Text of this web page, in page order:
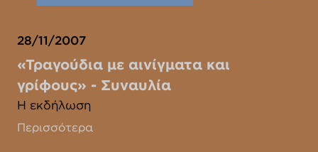
28/11/2007
«Τραγούδια με αινίγματα και
γρίφους» - Συναυλία
Η εκδήλωση
Περισσότερα